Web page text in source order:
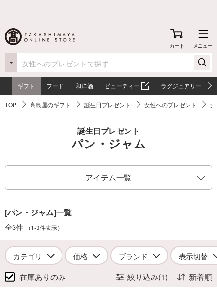
カート メニュー
ギフト フード 和洋酒 ビューティー ラグジュアリー
TOP 高島屋のギフト 誕生日プレゼント 女性へのプレゼント
誕生日プレゼント
パン・ジャム
アイテム一覧
[パン・ジャム]一覧
全3件 （1-3件表示）
カテゴリ 価格 ブランド 表示切替
在庫ありのみ 絞り込み(1) 新着順